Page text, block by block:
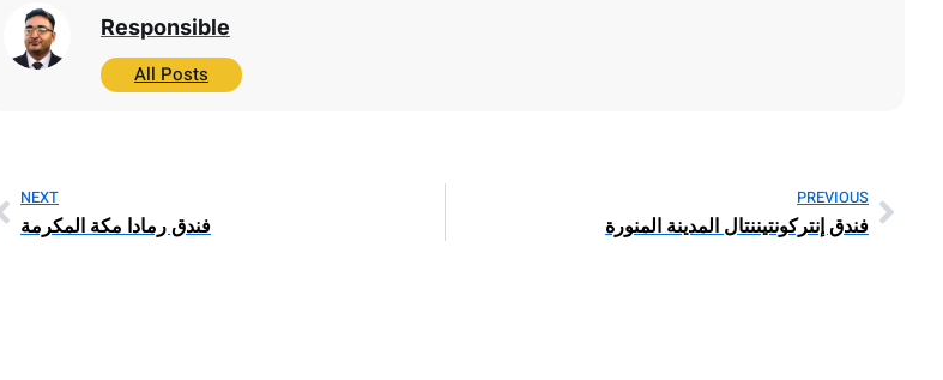
Responsible
All Posts
PREVIOUS
فندق إنتركونتيننتال المدينة المنورة
NEXT
فندق رمادا مكة المكرمة